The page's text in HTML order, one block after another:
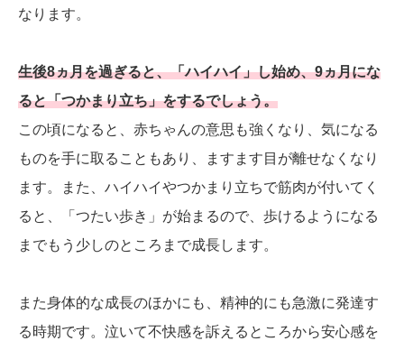
なります。
生後8ヵ月を過ぎると、「ハイハイ」し始め、9ヵ月にな
ると「つかまり立ち」をするでしょう。
この頃になると、赤ちゃんの意思も強くなり、気になる
ものを手に取ることもあり、ますます目が離せなくなり
ます。また、ハイハイやつかまり立ちで筋肉が付いてく
ると、「つたい歩き」が始まるので、歩けるようになる
までもう少しのところまで成長します。
また身体的な成長のほかにも、精神的にも急激に発達す
る時期です。泣いて不快感を訴えるところから安心感を